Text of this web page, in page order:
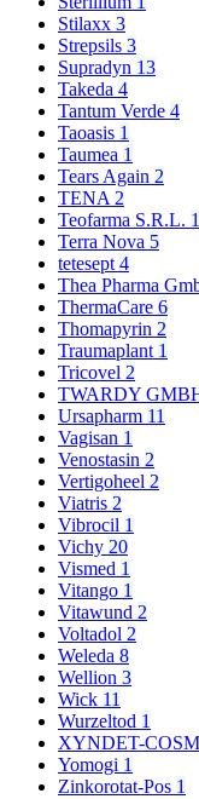
Stilaxx 3
Strepsils 3
Supradyn 13
Takeda 4
Tantum Verde 4
Taoasis 1
Taumea 1
Tears Again 2
TENA 2
Teofarma S.R.L. 1
Terra Nova 5
tetesept 4
Thea Pharma
ThermaCare 6
Thomapyrin 2
Traumaplant 1
Tricovel 2
TWARDY
Ursapharm 11
Vagisan 1
Venostasin 2
Vertigoheel 2
Viatris 2
Vibrocil 1
Vichy 20
Vismed 1
Vitango 1
Vitawund 2
Voltadol 2
Weleda 8
Wellion 3
Wick 11
Wurzeltod 1
XYNDET-
Yomogi 1
Zinkorotat-Pos 1